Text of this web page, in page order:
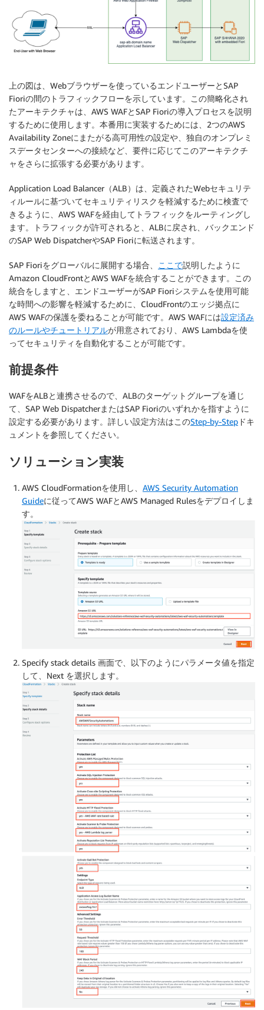
上の図は、Webブラウザーを使っているエンドユーザーとSAP
Fioriの間のトラフィックフローを示しています。この簡略化され
たアーキテクチャは、AWS WAFとSAP Fioriの導入プロセスを説明
するために使用します。本番用に実装するためには、2つのAWS
Availability Zoneにまたがる高可用性の設定や、独自のオンプレミ
スデータセンターへの接続など、要件に応じてこのアーキテクチ
ャをさらに拡張する必要があります。
Application Load Balancer（ALB）は、定義されたWebセキュリテ
ィルールに基づいてセキュリティリスクを軽減するために検査で
きるように、AWS WAFを経由してトラフィックをルーティングし
ます。トラフィックが許可されると、ALBに戻され、バックエンド
のSAP Web DispatcherやSAP Fioriに転送されます。
SAP Fioriをグローバルに展開する場合、 ここで説明したように
Amazon CloudFrontとAWS WAFを統合することができます。この
統合をしますと、エンドユーザーがSAP Fioriシステムを使用可能
な時間への影響を軽減するために、CloudFrontのエッジ拠点に
AWS WAFの保護を委ねることが可能です。AWS WAFには設定済み
のルールやチュートリアルが用意されており、AWS Lambdaを使
ってセキュリティを自動化することが可能です。
前提条件
WAFをALBと連携させるので、ALBのターゲットグループを通じ
て、SAP Web DispatcherまたはSAP Fioriのいずれかを指すように
設定する必要があります。詳しい設定方法はこのStep-by-Step ドキ
ュメントを参照してください。
ソリューション実装
AWS CloudFormationを使用し、 AWS Security Automation
Guideに従ってAWS WAFとAWS Managed Rulesをデプロイしま
す。
Specify stack details 画面で、以下のようにパラメータ値を指定
して、Next を選択します。